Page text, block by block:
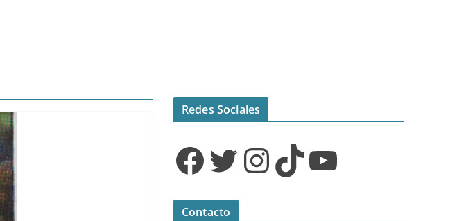
Redes Sociales
Facebook Twitter InstagramTikTok YouTube
Contacto